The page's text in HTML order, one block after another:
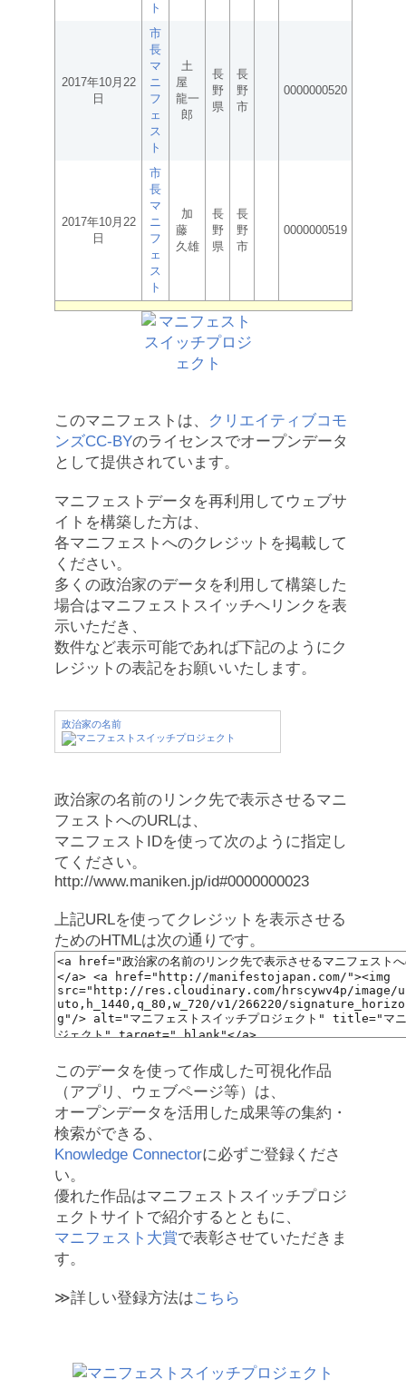
ト
2017年10月22
日
市
長
マ
ニ
フ
ェ
ス
ト
土
屋
龍一
郎
長
野
県
長
野
市
0000000520
2017年10月22
日
市
長
マ
ニ
フ
ェ
ス
ト
加
藤
久雄
長
野
県
長
野
市
0000000519
このマニフェストは、
クリエイティブコモ
ンズCC-BYのライセンスでオープンデータ
として提供されています。
マニフェストデータを再利用してウェブサ
イトを構築した方は、
各マニフェストへのクレジットを掲載して
ください。
多くの政治家のデータを利用して構築した
場合はマニフェストスイッチへリンクを表
示いただき、
数件など表示可能であれば下記のようにク
レジットの表記をお願いいたします。
政治家の名前
政治家の名前のリンク先で表示させるマニ
フェストへのURLは、
マニフェストIDを使って次のように指定し
てください。
http://www.maniken.jp/id#0000000023
上記URLを使ってクレジットを表示させる
ためのHTMLは次の通りです。
このデータを使って作成した可視化作品
（アプリ、ウェブページ等）は、
オープンデータを活用した成果等の集約・
検索ができる、
Knowledge Connectorに必ずご登録くださ
い。
優れた作品はマニフェストスイッチプロジ
ェクトサイトで紹介するとともに、
マニフェスト大賞で表彰させていただきま
す。
≫詳しい登録方法はこちら